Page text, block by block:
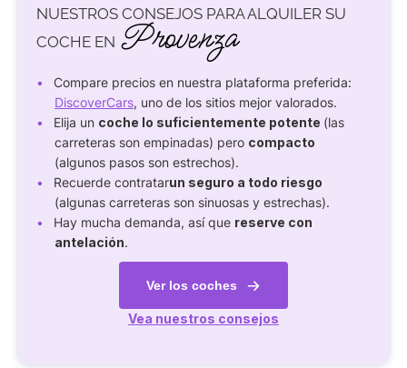
NUESTROS CONSEJOS PARA ALQUILER SU
COCHE EN Provenza
Compare precios en nuestra plataforma preferida:
DiscoverCars, uno de los sitios mejor valorados.
Elija un coche lo suficientemente potente (las
carreteras son empinadas) pero compacto
(algunos pasos son estrechos).
Recuerde contratarun seguro a todo riesgo
(algunas carreteras son sinuosas y estrechas).
Hay mucha demanda, así que reserve con
antelación.
Ver los coches
Vea nuestros consejos